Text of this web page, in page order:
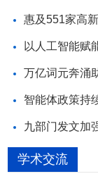
以人工智能赋
万亿词元奔涌
九部门发文加
学术交流